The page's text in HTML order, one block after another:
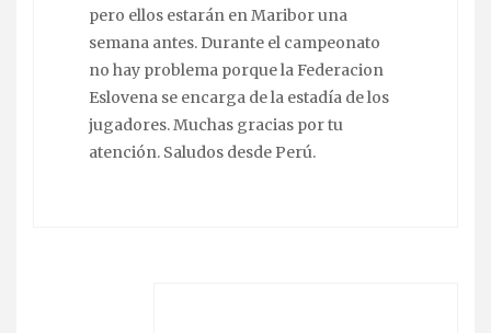
pero ellos estarán en Maribor una
semana antes. Durante el campeonato
no hay problema porque la Federacion
Eslovena se encarga de la estadía de los
jugadores. Muchas gracias por tu
atención. Saludos desde Perú.